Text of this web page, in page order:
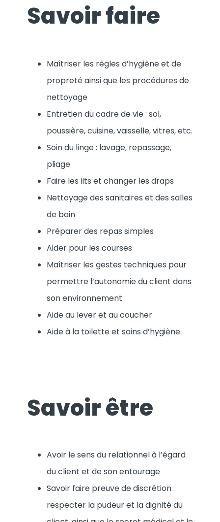
Savoir faire
Maîtriser les règles d’hygiène et de
propreté ainsi que les procédures de
nettoyage
Entretien du cadre de vie : sol,
poussière, cuisine, vaisselle, vitres, etc.
Soin du linge : lavage, repassage,
pliage
Faire les lits et changer les draps
Nettoyage des sanitaires et des salles
de bain
Préparer des repas simples
Aider pour les courses
Maîtriser les gestes techniques pour
permettre l’autonomie du client dans
son environnement
Aide au lever et au coucher
Aide à la toilette et soins d’hygiène
Savoir être
Avoir le sens du relationnel à l’égard
du client et de son entourage
Savoir faire preuve de discrétion :
respecter la pudeur et la dignité du